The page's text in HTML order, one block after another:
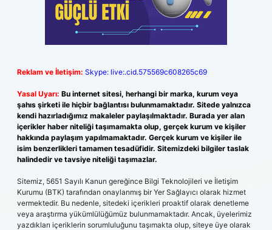
Reklam ve İletişim: Skype: live:.cid.575569c608265c69
Yasal Uyarı: Bu internet sitesi, herhangi bir marka, kurum veya
şahıs şirketi ile hiçbir bağlantısı bulunmamaktadır. Sitede yalnızca
kendi hazırladığımız makaleler paylaşılmaktadır. Burada yer alan
içerikler haber niteliği taşımamakta olup, gerçek kurum ve kişiler
hakkında paylaşım yapılmamaktadır. Gerçek kurum ve kişiler ile
isim benzerlikleri tamamen tesadüfidir. Sitemizdeki bilgiler taslak
halindedir ve tavsiye niteliği taşımazlar.
Sitemiz, 5651 Sayılı Kanun gereğince Bilgi Teknolojileri ve İletişim
Kurumu (BTK) tarafından onaylanmış bir Yer Sağlayıcı olarak hizmet
vermektedir. Bu nedenle, sitedeki içerikleri proaktif olarak denetleme
veya araştırma yükümlülüğümüz bulunmamaktadır. Ancak, üyelerimiz
yazdıkları içeriklerin sorumluluğunu taşımakta olup, siteye üye olarak